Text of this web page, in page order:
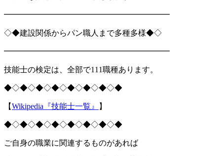
━━━━━━━━━━━━━━━━━━━━━
◇◆建設関係からパン職人まで多種多様◆◇
━━━━━━━━━━━━━━━━━━━━━
技能士の検定は、全部で111職種あります。
◆◇◆◇◆◇◆◇◆◇◆◇◆◇◆
【Wikipedia『技能士一覧』 】
◆◇◆◇◆◇◆◇◆◇◆◇◆◇◆
ご自身の職業に関連するものがあれば